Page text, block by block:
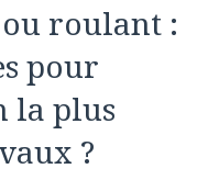
roulant :
pour
la plus
?